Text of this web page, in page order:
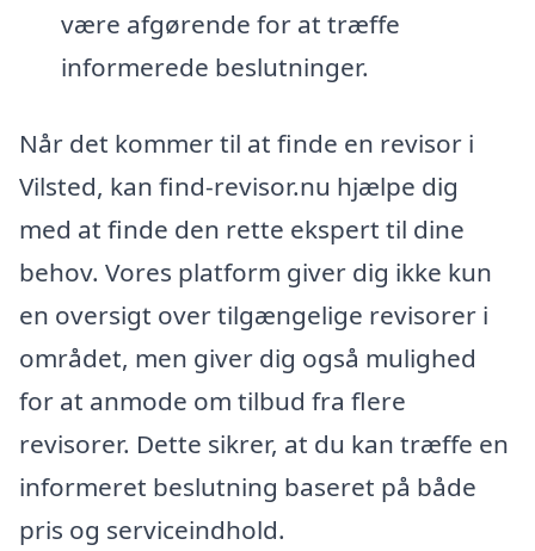
være afgørende for at træffe
informerede beslutninger.
Når det kommer til at finde en revisor i
Vilsted, kan find-revisor.nu hjælpe dig
med at finde den rette ekspert til dine
behov. Vores platform giver dig ikke kun
en oversigt over tilgængelige revisorer i
området, men giver dig også mulighed
for at anmode om tilbud fra flere
revisorer. Dette sikrer, at du kan træffe en
informeret beslutning baseret på både
pris og serviceindhold.